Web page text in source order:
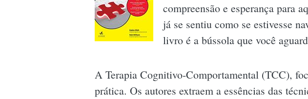
compreensão e esperança para
já se sentiu como se estivesse
livro é a bússola que você
A Terapia Cognitivo-Comportamental (TCC),
prática. Os autores extraem a essências das